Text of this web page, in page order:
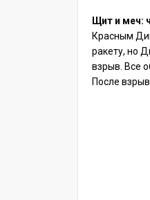
Щит и меч:
Красным
ракету, но
взрыв. Все
После